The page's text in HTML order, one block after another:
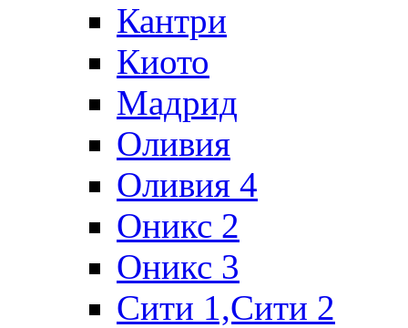
Кантри
Киото
Мадрид
Оливия
Оливия 4
Оникс 2
Оникс 3
Сити 1,Cити 2